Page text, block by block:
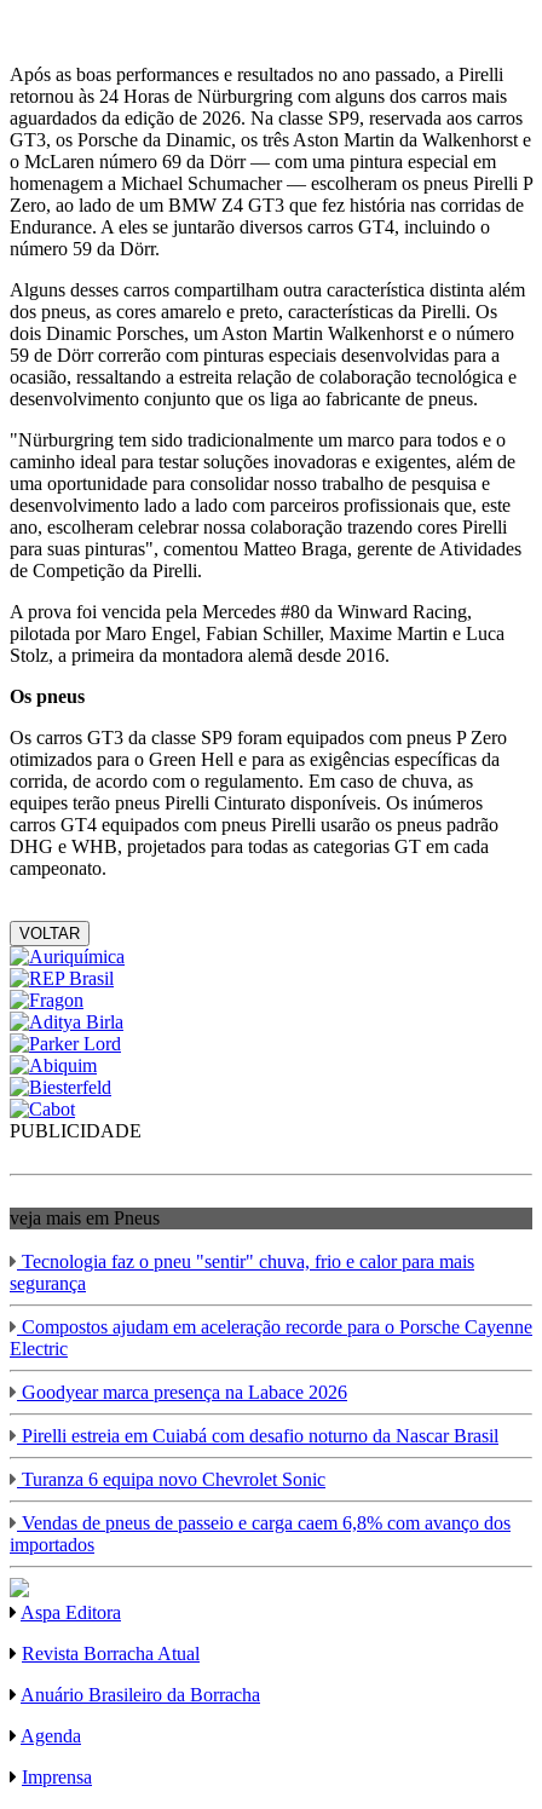
Após as boas performances e resultados no ano passado, a Pirelli
retornou às 24 Horas de Nürburgring com alguns dos carros mais
aguardados da edição de 2026. Na classe SP9, reservada aos carros
GT3, os Porsche da Dinamic, os três Aston Martin da Walkenhorst e
o McLaren número 69 da Dörr — com uma pintura especial em
homenagem a Michael Schumacher — escolheram os pneus Pirelli P
Zero, ao lado de um BMW Z4 GT3 que fez história nas corridas de
Endurance. A eles se juntarão diversos carros GT4, incluindo o
número 59 da Dörr.
Alguns desses carros compartilham outra característica distinta além
dos pneus, as cores amarelo e preto, características da Pirelli. Os
dois Dinamic Porsches, um Aston Martin Walkenhorst e o número
59 de Dörr correrão com pinturas especiais desenvolvidas para a
ocasião, ressaltando a estreita relação de colaboração tecnológica e
desenvolvimento conjunto que os liga ao fabricante de pneus.
"Nürburgring tem sido tradicionalmente um marco para todos e o
caminho ideal para testar soluções inovadoras e exigentes, além de
uma oportunidade para consolidar nosso trabalho de pesquisa e
desenvolvimento lado a lado com parceiros profissionais que, este
ano, escolheram celebrar nossa colaboração trazendo cores Pirelli
para suas pinturas", comentou Matteo Braga, gerente de Atividades
de Competição da Pirelli.
A prova foi vencida pela Mercedes #80 da Winward Racing,
pilotada por Maro Engel, Fabian Schiller, Maxime Martin e Luca
Stolz, a primeira da montadora alemã desde 2016.
Os pneus
Os carros GT3 da classe SP9 foram equipados com pneus P Zero
otimizados para o Green Hell e para as exigências específicas da
corrida, de acordo com o regulamento. Em caso de chuva, as
equipes terão pneus Pirelli Cinturato disponíveis. Os inúmeros
carros GT4 equipados com pneus Pirelli usarão os pneus padrão
DHG e WHB, projetados para todas as categorias GT em cada
campeonato.
VOLTAR
PUBLICIDADE
veja mais em Pneus
Tecnologia faz o pneu "sentir" chuva, frio e calor para mais
segurança
Compostos ajudam em aceleração recorde para o Porsche Cayenne
Electric
Goodyear marca presença na Labace 2026
Pirelli estreia em Cuiabá com desafio noturno da Nascar Brasil
Turanza 6 equipa novo Chevrolet Sonic
Vendas de pneus de passeio e carga caem 6,8% com avanço dos
importados
Aspa Editora
Revista Borracha Atual
Anuário Brasileiro da Borracha
Agenda
Imprensa